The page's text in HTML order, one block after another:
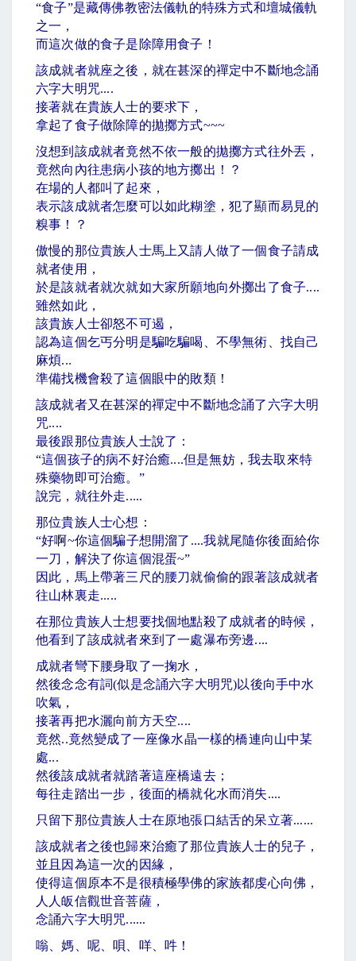
“食子”是藏傳佛教密法儀軌的特殊方式和壇城儀軌
之一，
而這次做的食子是除障用食子！
該成就者就座之後，就在甚深的禪定中不斷地念誦
六字大明咒....
接著就在貴族人士的要求下，
拿起了食子做除障的拋擲方式~~~
沒想到該成就者竟然不依一般的拋擲方式往外丟，
竟然向內往患病小孩的地方擲出！？
在場的人都叫了起來，
表示該成就者怎麼可以如此糊塗，犯了顯而易見的
糗事！？
傲慢的那位貴族人士馬上又請人做了一個食子請成
就者使用，
於是該就者就次就如大家所願地向外擲出了食子....
雖然如此，
該貴族人士卻怒不可遏，
認為這個乞丐分明是騙吃騙喝、不學無術、找自己
麻煩...
準備找機會殺了這個眼中的敗類！
該成就者又在甚深的禪定中不斷地念誦了六字大明
咒....
最後跟那位貴族人士說了：
“這個孩子的病不好治癒....但是無妨，我去取來特
殊藥物即可治癒。 ”
說完，就往外走.....
那位貴族人士心想：
“好啊~你這個騙子想開溜了 ....我就尾隨你後面給你
一刀，解決了你這個混蛋~”
因此，馬上帶著三尺的腰刀就偷偷的跟著該成就者
往山林裏走.....
在那位貴族人士想要找個地點殺了成就者的時候，
他看到了該成就者來到了一處瀑布旁邊....
成就者彎下腰身取了一掬水，
然後念念有詞(似是念誦六字大明咒)以後向手中水
吹氣，
接著再把水灑向前方天空....
竟然..竟然變成了一座像水晶一樣的橋連向山中某
處...
然後該成就者就踏著這座橋遠去；
每往走踏出一步，後面的橋就化水而消失....
只留下那位貴族人士在原地張口結舌的呆立著......
該成就者之後也歸來治癒了那位貴族人士的兒子，
並且因為這一次的因緣，
使得這個原本不是很積極學佛的家族都虔心向佛，
人人皈信觀世音菩薩，
念誦六字大明咒......
嗡、媽、呢、唄、咩、吽！